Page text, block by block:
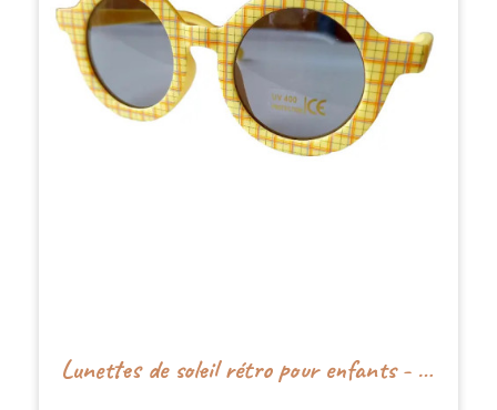
Lunettes de soleil rétro pour enfants - Jaune citron - Happy by Lies